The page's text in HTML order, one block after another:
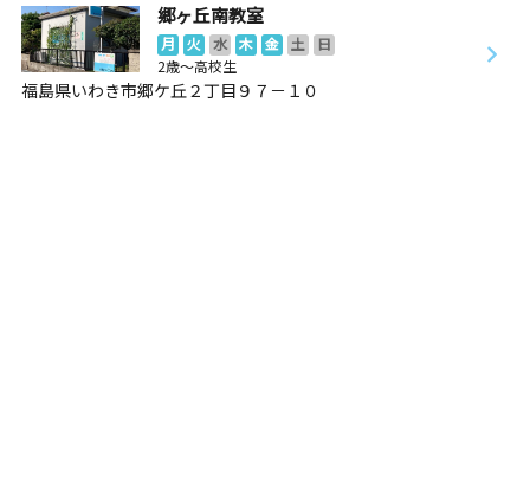
郷ヶ丘南教室
月 火 水 木 金 土
日
2歳～高校生
福島県いわき市郷ケ丘２丁目９７－１０